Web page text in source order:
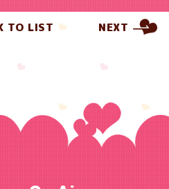
TO LIST NEXT